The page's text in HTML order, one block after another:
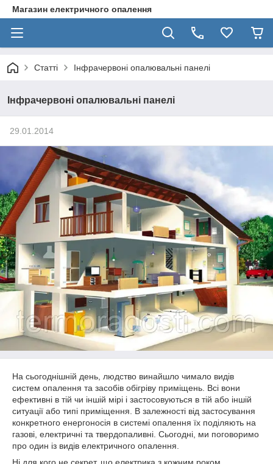
Магазин електричного опалення
Статті Інфрачервоні опалювальні панелі
Інфрачервоні опалювальні панелі
29.01.2014
На сьогоднішній день, людство винайшло чимало видів
систем опалення та засобів обігріву приміщень. Всі вони
ефективні в тій чи іншій мірі і застосовуються в тій або іншій
ситуації або типі приміщення. В залежності від застосування
конкретного енергоносія в системі опалення їх поділяють на
газові, електричні та твердопаливні. Сьогодні, ми поговоримо
про один із видів електричного опалення.